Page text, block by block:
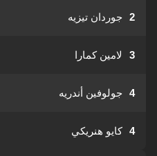
2 جوردان تيزيه
3 لامين كمارا
4 جولوفين أندريه
4 كايو هنريكي